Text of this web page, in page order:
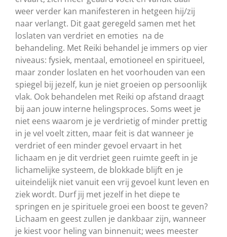
weer verder kan manifesteren in hetgeen hij/zij
naar verlangt. Dit gaat geregeld samen met het
loslaten van verdriet en emoties na de
behandeling. Met Reiki behandel je immers op vier
niveaus: fysiek, mentaal, emotioneel en spiritueel,
maar zonder loslaten en het voorhouden van een
spiegel bij jezelf, kun je niet groeien op persoonlijk
vlak. Ook behandelen met Reiki op afstand draagt
bij aan jouw interne helingsproces. Soms weet je
niet eens waarom je je verdrietig of minder prettig
in je vel voelt zitten, maar feit is dat wanneer je
verdriet of een minder gevoel ervaart in het
lichaam en je dit verdriet geen ruimte geeft in je
lichamelijke systeem, de blokkade blijft en je
uiteindelijk niet vanuit een vrij gevoel kunt leven en
ziek wordt. Durf jij met jezelf in het diepe te
springen en je spirituele groei een boost te geven?
Lichaam en geest zullen je dankbaar zijn, wanneer
je kiest voor heling van binnenuit; wees meester